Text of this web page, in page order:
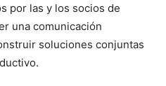
por las y los socios de
una comunicación
soluciones conjuntas